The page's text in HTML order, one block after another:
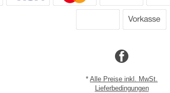
* Alle Preise inkl. MwSt.
Lieferbedingungen